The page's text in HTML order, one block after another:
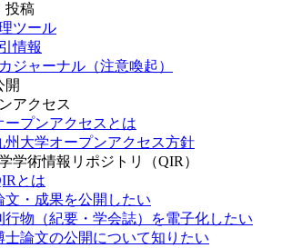
投稿
ツール
情報
ジャーナル（注意喚起）
開
アクセス
ープンアクセスとは
州大学オープンアクセス方針
学術情報リポジトリ（QIR）
とは
文・成果を公開したい
行物（紀要・学会誌）を電子化したい
士論文の公開について知りたい